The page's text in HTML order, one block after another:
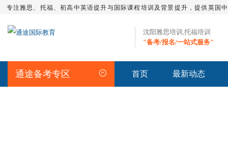
专注雅思、托福、初高中英语提升与国际课程培训及背景提升，提供英国
沈阳雅思培训,托福培训
"备考/报名/一站式服务"
通途备考专区 首页 最新动态